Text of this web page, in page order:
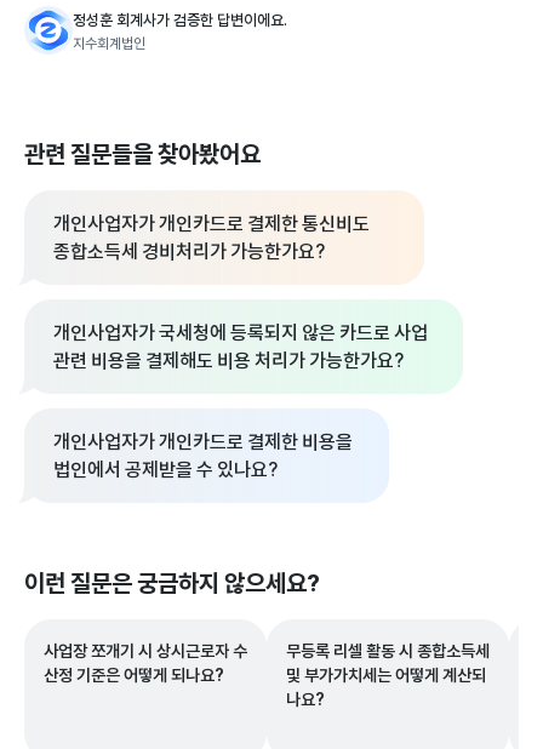
정성훈 회계사가 검증한 답변이에요.
지수회계법인
관련 질문들을 찾아봤어요
개인사업자가 개인카드로 결제한 통신비도
종합소득세 경비처리가 가능한가요?
개인사업자가 국세청에 등록되지 않은 카드로 사업
관련 비용을 결제해도 비용 처리가 가능한가요?
개인사업자가 개인카드로 결제한 비용을
법인에서 공제받을 수 있나요?
이런 질문은 궁금하지 않으세요?
사업장 쪼개기 시 상시근로자 수
산정 기준은 어떻게 되나요?
무등록 리셀 활동 시 종합소득세
및 부가가치세는 어떻게 계산되
나요?